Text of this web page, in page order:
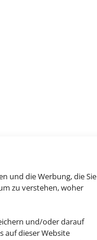
und die Werbung, die Sie
zu verstehen, woher
und/oder darauf
auf dieser Website